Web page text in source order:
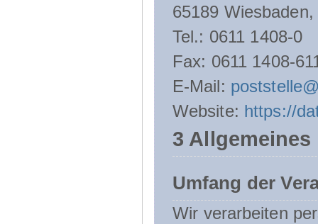
65189
Tel.: 0611 1408-0
Fax: 0611 1408-
E-Mail:
Website: https://
3
Umfang der
Wir verarbeiten